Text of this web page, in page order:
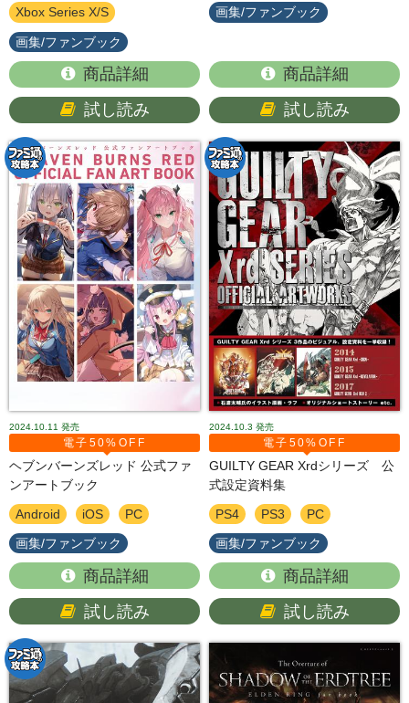
Xbox Series X/S
画集/ファンブック
商品詳細
試し読み
画集/ファンブック
商品詳細
試し読み
2024.10.11 発売
電子50%OFF
ヘブンバーンズレッド 公式ファ
ンアートブック
Android iOS PC
画集/ファンブック
商品詳細
試し読み
2024.10.3 発売
電子50%OFF
GUILTY GEAR Xrdシリーズ 公
式設定資料集
PS4 PS3 PC
画集/ファンブック
商品詳細
試し読み